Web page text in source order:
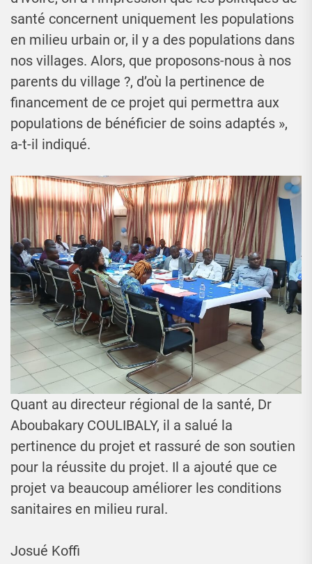
santé concernent uniquement les populations
en milieu urbain or, il y a des populations dans
nos villages. Alors, que proposons-nous à nos
parents du village ?, d’où la pertinence de
financement de ce projet qui permettra aux
populations de bénéficier de soins adaptés »,
a-t-il indiqué.
Quant au directeur régional de la santé, Dr
Aboubakary COULIBALY, il a salué la
pertinence du projet et rassuré de son soutien
pour la réussite du projet. Il a ajouté que ce
projet va beaucoup améliorer les conditions
sanitaires en milieu rural.
Josué Koffi